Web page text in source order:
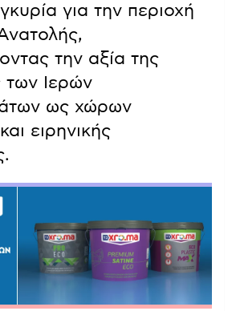
για την περιοχή
την αξία της
των Ιερών
ως χώρων
ειρηνικής